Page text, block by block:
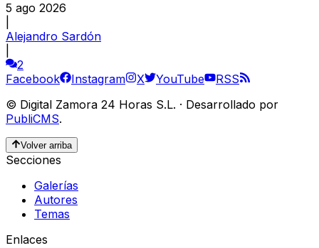
5 ago 2026
Alejandro Sardón
2
Facebook
Instagram X YouTube
RSS
© Digital Zamora 24 Horas S.L. · Desarrollado por
PubliCMS.
Volver arriba
Secciones
Galerías
Autores
Temas
Enlaces